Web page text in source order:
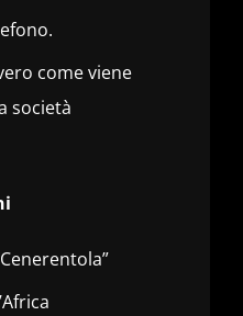
come viene
società